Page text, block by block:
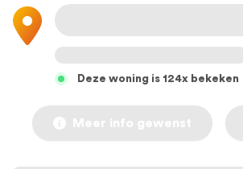
Deze woning is 124x bekeken
Meer info gewenst